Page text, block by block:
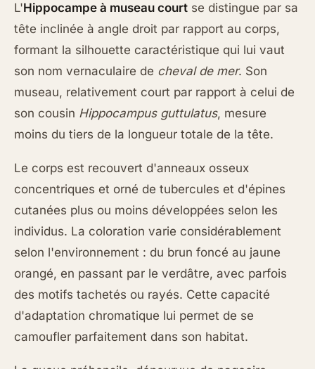
L'Hippocampe à museau court se distingue par sa
tête inclinée à angle droit par rapport au corps,
formant la silhouette caractéristique qui lui vaut
son nom vernaculaire de cheval de mer. Son
museau, relativement court par rapport à celui de
son cousin Hippocampus guttulatus, mesure
moins du tiers de la longueur totale de la tête.
Le corps est recouvert d'anneaux osseux
concentriques et orné de tubercules et d'épines
cutanées plus ou moins développées selon les
individus. La coloration varie considérablement
selon l'environnement : du brun foncé au jaune
orangé, en passant par le verdâtre, avec parfois
des motifs tachetés ou rayés. Cette capacité
d'adaptation chromatique lui permet de se
camoufler parfaitement dans son habitat.